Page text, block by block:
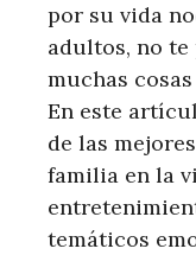
por su vida
adultos, no te
muchas
En este
de las
familia en la
temáticos